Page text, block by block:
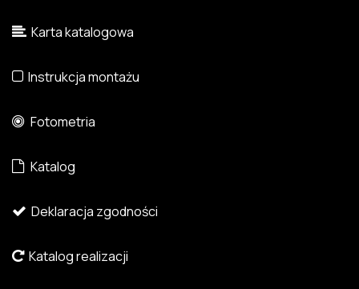
Karta katalogowa
Instrukcja montażu
Fotometria
Katalog
Deklaracja zgodności
Katalog realizacji